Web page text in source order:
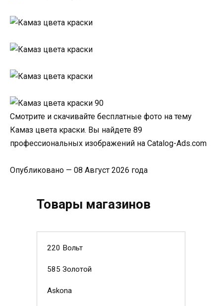
Смотрите и скачивайте бесплатные фото на тему
Камаз цвета краски. Вы найдете 89
профессиональных изображений на Catalog-Ads.com
Опубликовано — 08 Август 2026 года
Товары магазинов
220 Вольт
585 Золотой
Askona